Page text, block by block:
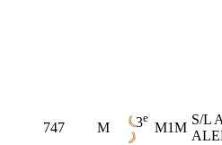
747 M 3e
M1M
S/L